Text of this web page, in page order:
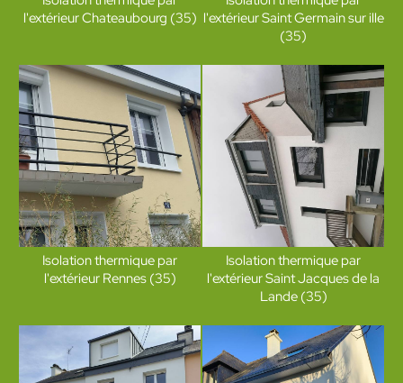
l'extérieur Chateaubourg (35) l'extérieur Saint Germain sur ille
(35)
Isolation thermique par
l'extérieur Rennes (35)
Isolation thermique par
l'extérieur Saint Jacques de la
Lande (35)